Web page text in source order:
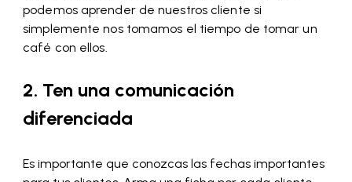
podemos aprender de nuestros cliente si
simplemente nos tomamos el tiempo de tomar un
café con ellos.
2. Ten una comunicación
diferenciada
Es importante que conozcas las fechas importantes